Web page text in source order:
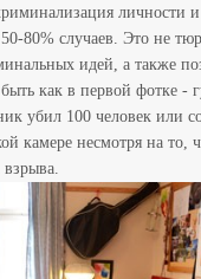
личности
80% случаев. Это не
идей, а также
как в первой фотке -
убил 100 человек или
камере несмотря на то,